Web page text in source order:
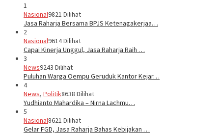
1
Nasional9821 Dilihat
Jasa Raharja Bersama BPJS Ketenagakerjaa…
2
Nasional9614 Dilihat
Capai Kinerja Unggul, Jasa Raharja Raih …
3
News9243 Dilihat
Puluhan Warga Oempu Geruduk Kantor Kejar…
4
News, Politik8638 Dilihat
Yudhianto Mahardika – Nirna Lachmu…
5
Nasional8621 Dilihat
Gelar FGD, Jasa Raharja Bahas Kebijakan …